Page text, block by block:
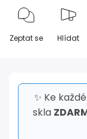
Zeptat se Hlídat
✨ Ke
skla